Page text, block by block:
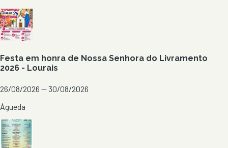
Festa em honra de Nossa Senhora do Livramento
2026 - Lourais
26/08/2026 — 30/08/2026
Águeda